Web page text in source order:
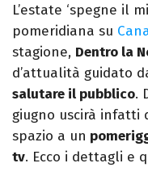
L’estate ‘spegne il
pomeridiana su
stagione, Dentro la
d’attualità guidato
salutare il pubblico.
giugno uscirà infatti
spazio a un
tv. Ecco i dettagli e